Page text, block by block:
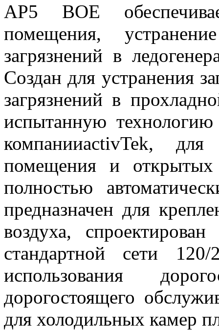
AP5 BOE
помещения,
загрязнений в
Создан для устранения
загрязнений в
испытанную
компанииactivTek,
помещения и
полностью
предназначен для
воздуха,
стандартной сети
использования
дорогостоящего
для холодильных камер